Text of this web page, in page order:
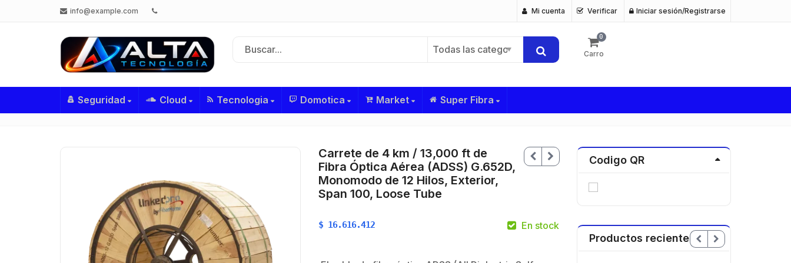
info@example.com Mi cuenta Verificar Iniciar sesión/Registrarse
Todas las categorías
0
Carro
Seguridad Cloud Tecnologia Domotica Market Super Fibra
Carrete de 4 km / 13,000 ft de
Fibra Óptica Aérea (ADSS) G.652D,
Monomodo de 12 Hilos, Exterior,
Span 100, Loose Tube
$16.616.412 En stock
Codigo QR
Productos recientes